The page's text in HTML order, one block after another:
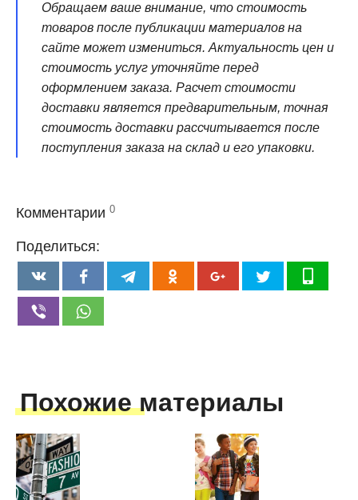
Обращаем ваше внимание, что стоимость
товаров после публикации материалов на
сайте может измениться. Актуальность цен и
стоимость услуг уточняйте перед
оформлением заказа. Расчет стоимости
доставки является предварительным, точная
стоимость доставки рассчитывается после
поступления заказа на склад и его упаковки.
Комментарии 0
Поделиться:
Похожие материалы